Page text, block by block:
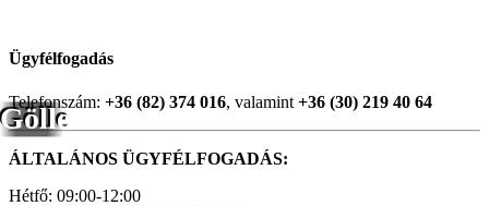
Gölle
Ügyfélfogadás
Telefonszám: +36 (82) 374 016, valamint +36 (30) 219 40 64
ÁLTALÁNOS ÜGYFÉLFOGADÁS:
Hétfő: 09:00-12:00